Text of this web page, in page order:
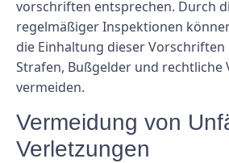
vorschriften entsprechen. Durch
regelmäßiger Inspektionen
die Einhaltung dieser Vorschriften
Strafen, Bußgelder und rechtliche
vermeiden.
Vermeidung von
Verletzungen